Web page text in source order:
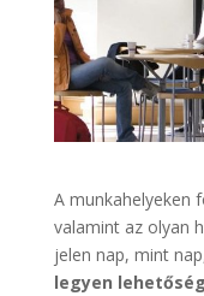
A munkahelyeken
valamint az olyan
jelen nap, mint
legyen